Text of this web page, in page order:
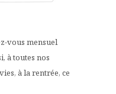
vous mensuel
à toutes nos
à la rentrée, ce